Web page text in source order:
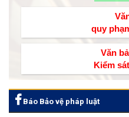
quy
Văn
Kiểm
Báo Bảo vệ pháp luật